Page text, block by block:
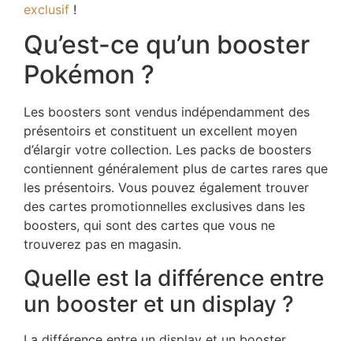
exclusif !
Qu’est-ce qu’un booster
Pokémon ?
Les boosters sont vendus indépendamment des
présentoirs et constituent un excellent moyen
d’élargir votre collection. Les packs de boosters
contiennent généralement plus de cartes rares que
les présentoirs. Vous pouvez également trouver
des cartes promotionnelles exclusives dans les
boosters, qui sont des cartes que vous ne
trouverez pas en magasin.
Quelle est la différence entre
un booster et un display ?